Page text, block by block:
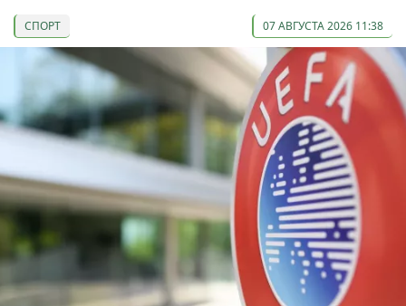
СПОРТ 07 АВГУСТА 2026 11:38